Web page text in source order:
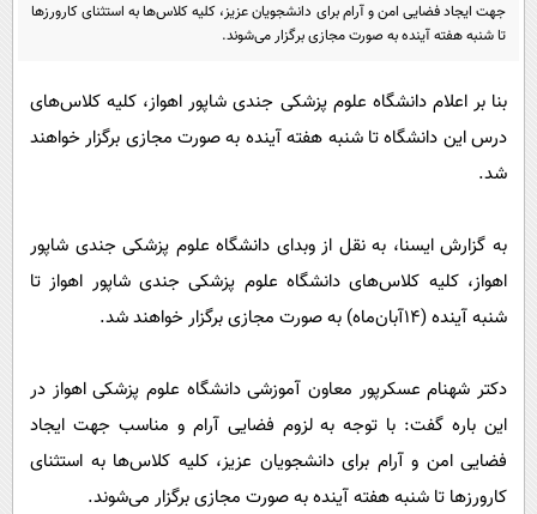
سرگرمی
گوناگون
حوادث
فرهنگی
بین الملل
سیاست خارجی
پیامک
آشپزی
دانلود
جهت ایجاد فضایی امن و آرام برای دانشجویان عزیز، کلیه کلاس‌ها به استثنای کارورزها
تا شنبه هفته آینده به صورت مجازی برگزار می‌شوند.
بنا بر اعلام دانشگاه علوم پزشکی جندی شاپور اهواز، کلیه کلاس‌های
درس این دانشگاه تا شنبه هفته آینده به صورت مجازی برگزار خواهند
شد.
به گزارش ایسنا، به نقل از وبدای دانشگاه علوم پزشکی جندی شاپور
اهواز، کلیه کلاس‌های دانشگاه علوم پزشکی جندی شاپور اهواز تا
شنبه آینده (۱۴آبان‌ماه) به صورت مجازی برگزار خواهند شد.
دکتر شهنام عسکرپور معاون آموزشی دانشگاه علوم پزشکی اهواز در
این باره گفت: با توجه به لزوم فضایی آرام و مناسب جهت ایجاد
فضایی امن و آرام برای دانشجویان عزیز، کلیه کلاس‌ها به استثنای
کارورزها تا شنبه هفته آینده به صورت مجازی برگزار می‌شوند.